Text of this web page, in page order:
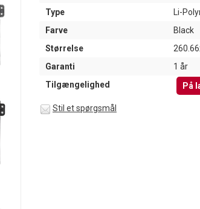
Type
Li-
Farve
Black
Størrelse
Garanti
1 år
Tilgængelighed
På
Stil et spørgsmål